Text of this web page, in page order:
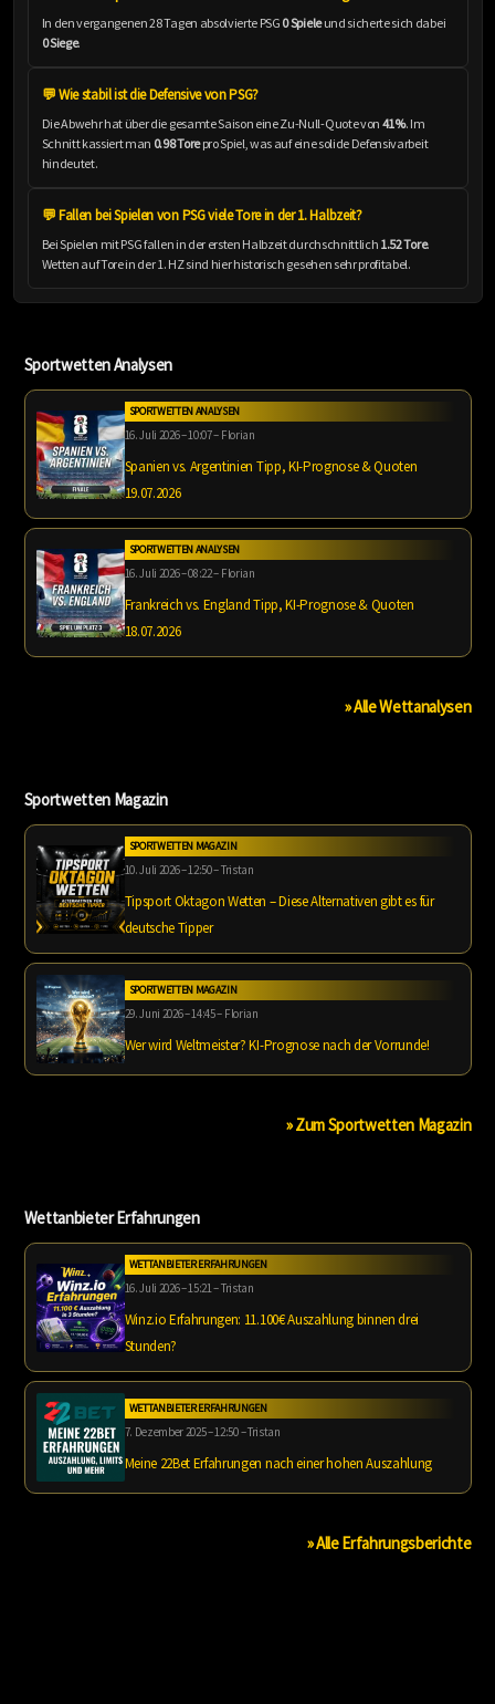
In den vergangenen 28 Tagen absolvierte PSG 0 Spieleund sicherte sich dabei
0 Siege.
💬 Wie stabil ist die Defensive von PSG?
Die Abwehr hat über die gesamte Saison eine Zu-Null-Quote von 41%. Im
Schnitt kassiert man 0.98 Torepro Spiel, was auf eine solide Defensivarbeit
hindeutet.
💬 Fallen bei Spielen von PSG viele Tore in der 1. Halbzeit?
Bei Spielen mit PSG fallen in der ersten Halbzeit durchschnittlich 1.52 Tore.
Wetten auf Tore in der 1. HZ sind hier historisch gesehen sehr profitabel.
Sportwetten Analysen
SPORTWETTEN ANALYSEN
16. Juli 2026 – 10:07 – Florian
Spanien vs. Argentinien Tipp, KI-Prognose & Quoten
19.07.2026
SPORTWETTEN ANALYSEN
16. Juli 2026 – 08:22 – Florian
Frankreich vs. England Tipp, KI-Prognose & Quoten
18.07.2026
» Alle Wettanalysen
Sportwetten Magazin
SPORTWETTEN MAGAZIN
10. Juli 2026 – 12:50 – Tristan
Tipsport Oktagon Wetten – Diese Alternativen gibt es für
deutsche Tipper
SPORTWETTEN MAGAZIN
29. Juni 2026 – 14:45 – Florian
Wer wird Weltmeister? KI-Prognose nach der Vorrunde!
» Zum Sportwetten Magazin
Wettanbieter Erfahrungen
WETTANBIETER ERFAHRUNGEN
16. Juli 2026 – 15:21 – Tristan
Winz.io Erfahrungen: 11.100€ Auszahlung binnen drei
Stunden?
WETTANBIETER ERFAHRUNGEN
7. Dezember 2025 – 12:50 – Tristan
Meine 22Bet Erfahrungen nach einer hohen Auszahlung
» Alle Erfahrungsberichte